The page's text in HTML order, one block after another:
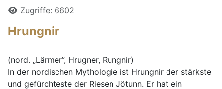
Zugriffe: 6602
Hrungnir
(nord. „Lärmer”, Hrugner, Rungnir)
In der nordischen Mythologie ist Hrungnir der stärkste
und gefürchteste der Riesen Jötunn. Er hat ein